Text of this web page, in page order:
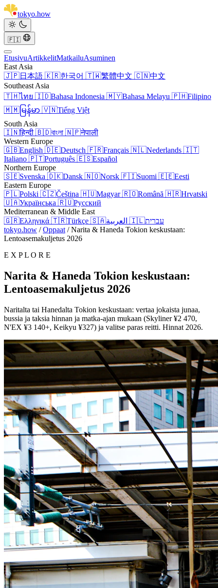
tokyo.how
🇫🇮
EtusivuArtikkelitMatkailuAsuminen
East Asia
🇯🇵日本語 🇰🇷한국어 🇹🇼繁體中文 🇨🇳中文
Southeast Asia
🇹🇭ไทย 🇮🇩Bahasa Indonesia 🇲🇾Bahasa Melayu 🇵🇭Filipino
🇲🇲 မြန်မာ 🇻🇳Tiếng Việt
South Asia
🇮🇳हिन्दी 🇧🇩বাংলা 🇳🇵नेपाली
Western Europe
🇬🇧English 🇩🇪Deutsch 🇫🇷Français 🇳🇱Nederlands 🇮🇹
Italiano 🇵🇹Português 🇪🇸Español
Northern Europe
🇸🇪Svenska 🇩🇰Dansk 🇳🇴Norsk 🇫🇮Suomi 🇪🇪Eesti
Eastern Europe
🇵🇱Polski 🇨🇿Čeština 🇭🇺Magyar🇷🇴Română 🇭🇷Hrvatski
🇺🇦Українська 🇷🇺Русский
Mediterranean & Middle East
🇬🇷Ελληνικά 🇹🇷Türkçe 🇸🇦 🇮🇱עברית
tokyo.how / Oppaat / Narita & Haneda Tokion keskustaan:
Lentoasemakuljetus 2026
E X P L O R E
Narita & Haneda Tokion keskustaan:
Lentoasemakuljetus 2026
Naritalta tai Hanedalta Tokion keskustaan: vertaa jokaista junaa,
bussia ja taksia hinnan ja matka-ajan mukaan (Skyliner ¥2 470,
N'EX ¥3 140+, Keikyu ¥327) ja valitse paras reitti. Hinnat 2026.